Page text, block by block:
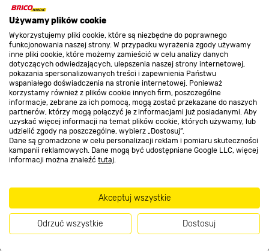
Używamy plików cookie
Wykorzystujemy pliki cookie, które są niezbędne do poprawnego
funkcjonowania naszej strony. W przypadku wyrażenia zgody używamy
inne pliki cookie, które możemy zamieścić w celu analizy danych
dotyczących odwiedzających, ulepszenia naszej strony internetowej,
pokazania spersonalizowanych treści i zapewnienia Państwu
wspaniałego doświadczenia na stronie internetowej. Ponieważ
korzystamy również z plików cookie innych firm, poszczególne
informacje, zebrane za ich pomocą, mogą zostać przekazane do naszych
partnerów, którzy mogą połączyć je z informacjami już posiadanymi. Aby
uzyskać więcej informacji na temat plików cookie, których używamy, lub
udzielić zgody na poszczególne, wybierz „Dostosuj”.
Dane są gromadzone w celu personalizacji reklam i pomiaru skuteczności
kampanii reklamowych. Dane mogą być udostępniane Google LLC, więcej
informacji można znaleźć tutaj.
Akceptuj wszystkie
Odrzuć wszystkie Dostosuj
O nas
Kontakt do sklepu
Strefa biznesu
Dołącz do nas